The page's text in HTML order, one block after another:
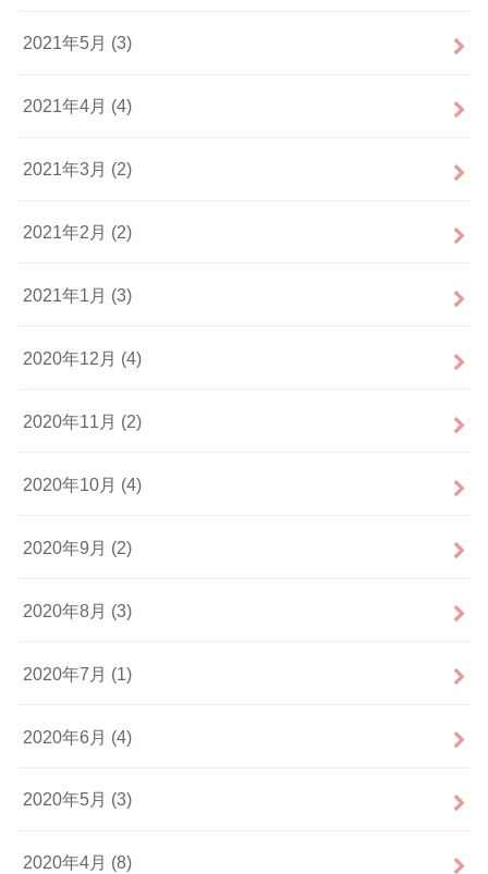
2021年5月 (3)
2021年4月 (4)
2021年3月 (2)
2021年2月 (2)
2021年1月 (3)
2020年12月 (4)
2020年11月 (2)
2020年10月 (4)
2020年9月 (2)
2020年8月 (3)
2020年7月 (1)
2020年6月 (4)
2020年5月 (3)
2020年4月 (8)